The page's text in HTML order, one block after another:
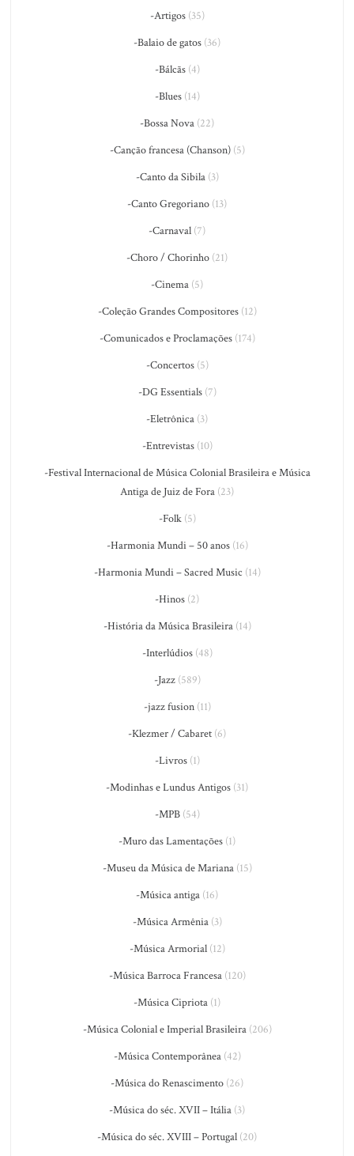
-Artigos(35)
-Balaio de gatos (36)
-Bálcãs(4)
-Blues(14)
-Bossa Nova (22)
-Canção francesa (Chanson)(5)
-Canto da Sibila(3)
-Canto Gregoriano (13)
-Carnaval (7)
-Choro / Chorinho (21)
-Cinema (5)
-Coleção Grandes Compositores(12)
-Comunicados e Proclamações(174)
-Concertos(5)
-DG Essentials(7)
-Eletrônica (3)
-Entrevistas(10)
-Festival Internacional de Música Colonial Brasileira e Música
Antiga de Juiz de Fora (23)
-Folk(5)
-Harmonia Mundi – 50 anos(16)
-Harmonia Mundi – Sacred Music (14)
-Hinos (2)
-História da Música Brasileira(14)
-Interlúdios(48)
-Jazz(589)
-jazz fusion(11)
-Klezmer / Cabaret (6)
-Livros(1)
-Modinhas e Lundus Antigos (31)
-MPB(54)
-Muro das Lamentações (1)
-Museu da Música de Mariana(15)
-Música antiga (16)
-Música Armênia(3)
-Música Armorial(12)
-Música Barroca Francesa(120)
-Música Cipriota (1)
-Música Colonial e Imperial Brasileira(206)
-Música Contemporânea(42)
-Música do Renascimento (26)
-Música do séc. XVII – Itália (3)
-Música do séc. XVIII – Portugal (20)